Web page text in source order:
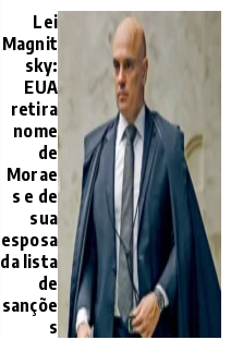
Lei
Magnit
sky:
EUA
retira
nome
de
Morae
s e de
sua
esposa
da lista
de
sançõe
s